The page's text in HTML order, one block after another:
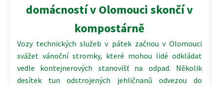
domácností v Olomouci skončí v
kompostárně
Vozy technických služeb v pátek začnou v Olomouci
svážet vánoční stromky, které mohou lidé odkládat
vedle kontejnerových stanovišť na odpad. Několik
desítek tun odstrojených jehličnanů odvezou do